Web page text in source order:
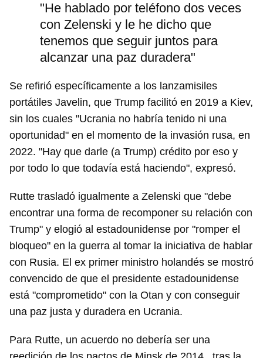
"He hablado por teléfono dos veces
con Zelenski y le he dicho que
tenemos que seguir juntos para
alcanzar una paz duradera"
Se refirió específicamente a los lanzamisiles
portátiles Javelin, que Trump facilitó en 2019 a Kiev,
sin los cuales "Ucrania no habría tenido ni una
oportunidad" en el momento de la invasión rusa, en
2022. "Hay que darle (a Trump) crédito por eso y
por todo lo que todavía está haciendo", expresó.
Rutte trasladó igualmente a Zelenski que "debe
encontrar una forma de recomponer su relación con
Trump" y elogió al estadounidense por "romper el
bloqueo" en la guerra al tomar la iniciativa de hablar
con Rusia. El ex primer ministro holandés se mostró
convencido de que el presidente estadounidense
está "comprometido" con la Otan y con conseguir
una paz justa y duradera en Ucrania.
Para Rutte, un acuerdo no debería ser una